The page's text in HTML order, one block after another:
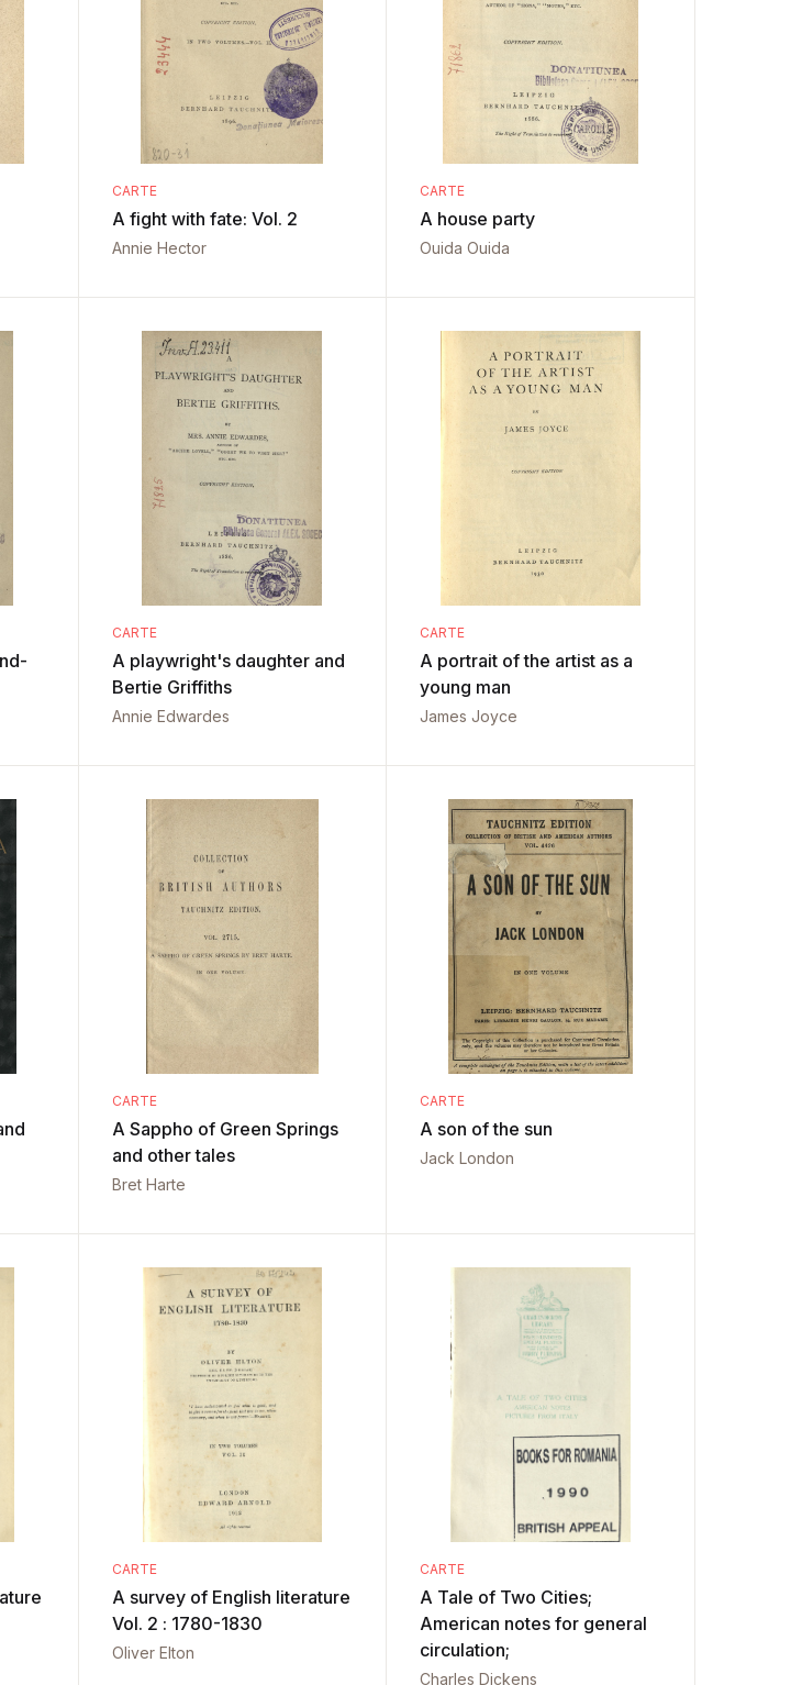
CARTE
A fight with fate: Vol. 2
Annie Hector
CARTE
A house party
Ouida Ouida
CARTE
A playwright's daughter and
Bertie Griffiths
Annie Edwardes
CARTE
A portrait of the artist as a
young man
James Joyce
CARTE
A Sappho of Green Springs
and other tales
Bret Harte
CARTE
A son of the sun
Jack London
CARTE
A survey of English literature
Vol. 2 : 1780-1830
Oliver Elton
CARTE
A Tale of Two Cities;
American notes for general
circulation;
Charles Dickens